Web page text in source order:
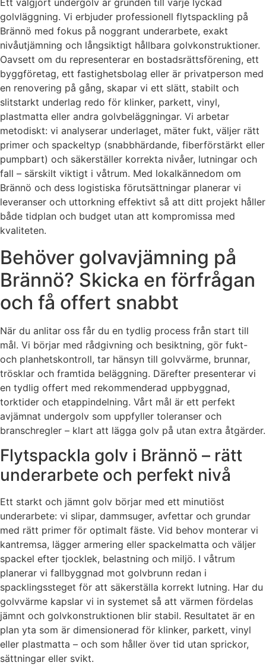
Ett välgjort undergolv är grunden till varje lyckad
golvläggning. Vi erbjuder professionell flytspackling på
Brännö med fokus på noggrant underarbete, exakt
nivåutjämning och långsiktigt hållbara golvkonstruktioner.
Oavsett om du representerar en bostadsrättsförening, ett
byggföretag, ett fastighetsbolag eller är privatperson med
en renovering på gång, skapar vi ett slätt, stabilt och
slitstarkt underlag redo för klinker, parkett, vinyl,
plastmatta eller andra golvbeläggningar. Vi arbetar
metodiskt: vi analyserar underlaget, mäter fukt, väljer rätt
primer och spackeltyp (snabbhärdande, fiberförstärkt eller
pumpbart) och säkerställer korrekta nivåer, lutningar och
fall – särskilt viktigt i våtrum. Med lokalkännedom om
Brännö och dess logistiska förutsättningar planerar vi
leveranser och uttorkning effektivt så att ditt projekt håller
både tidplan och budget utan att kompromissa med
kvaliteten.
Behöver golvavjämning på
Brännö? Skicka en förfrågan
och få offert snabbt
När du anlitar oss får du en tydlig process från start till
mål. Vi börjar med rådgivning och besiktning, gör fukt-
och planhetskontroll, tar hänsyn till golvvärme, brunnar,
trösklar och framtida beläggning. Därefter presenterar vi
en tydlig offert med rekommenderad uppbyggnad,
torktider och etappindelning. Vårt mål är ett perfekt
avjämnat undergolv som uppfyller toleranser och
branschregler – klart att lägga golv på utan extra åtgärder.
Flytspackla golv i Brännö – rätt
underarbete och perfekt nivå
Ett starkt och jämnt golv börjar med ett minutiöst
underarbete: vi slipar, dammsuger, avfettar och grundar
med rätt primer för optimalt fäste. Vid behov monterar vi
kantremsa, lägger armering eller spackelmatta och väljer
spackel efter tjocklek, belastning och miljö. I våtrum
planerar vi fallbyggnad mot golvbrunn redan i
spacklingssteget för att säkerställa korrekt lutning. Har du
golvvärme kapslar vi in systemet så att värmen fördelas
jämnt och golvkonstruktionen blir stabil. Resultatet är en
plan yta som är dimensionerad för klinker, parkett, vinyl
eller plastmatta – och som håller över tid utan sprickor,
sättningar eller svikt.